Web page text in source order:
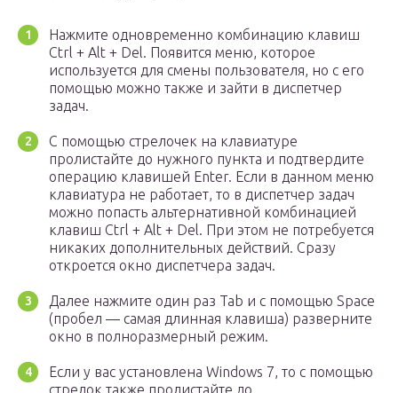
Нажмите одновременно комбинацию клавиш
Ctrl + Alt + Del. Появится меню, которое
используется для смены пользователя, но с его
помощью можно также и зайти в диспетчер
задач.
С помощью стрелочек на клавиатуре
пролистайте до нужного пункта и подтвердите
операцию клавишей Enter. Если в данном меню
клавиатура не работает, то в диспетчер задач
можно попасть альтернативной комбинацией
клавиш Ctrl + Alt + Del. При этом не потребуется
никаких дополнительных действий. Сразу
откроется окно диспетчера задач.
Далее нажмите один раз Tab и с помощью Space
(пробел — самая длинная клавиша) разверните
окно в полноразмерный режим.
Если у вас установлена Windows 7, то с помощью
стрелок также пролистайте до